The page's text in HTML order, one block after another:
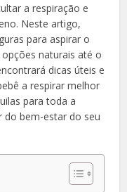
a respiração e
Neste artigo,
para aspirar o
naturais até o
dicas úteis e
a respirar melhor
para toda a
do bem-estar do seu